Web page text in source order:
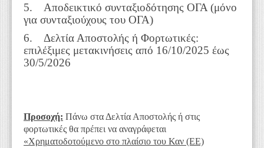
5. Αποδεικτικό συνταξιοδότησης ΟΓΑ (μόνο
για συνταξιούχους του ΟΓΑ)
6. Δελτία Αποστολής ή Φορτωτικές:
επιλέξιμες μετακινήσεις από 16/10/2025 έως
30/5/2026
Προσοχή: Πάνω στα Δελτία Αποστολής ή στις
φορτωτικές θα πρέπει να αναγράφεται
«Χρηματοδοτούμενο στο πλαίσιο του Καν (ΕΕ)